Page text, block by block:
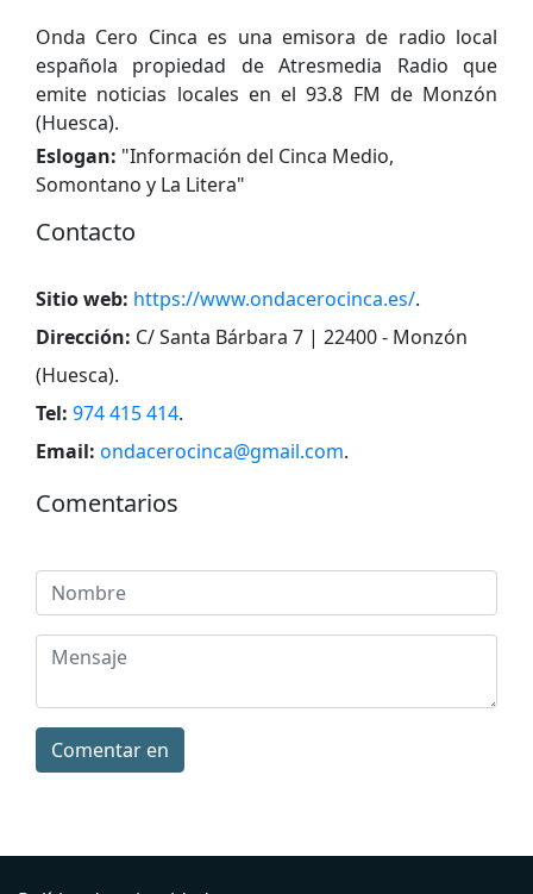
Onda Cero Cinca es una emisora ​​de radio local
española propiedad de Atresmedia Radio que
emite noticias locales en el 93.8 FM de Monzón
(Huesca).
Eslogan: "Información del Cinca Medio,
Somontano y La Litera"
Contacto
Sitio web: https://www.ondacerocinca.es/.
Dirección: C/ Santa Bárbara 7 | 22400 - Monzón
(Huesca).
Tel: 974 415 414.
Email: ondacerocinca@gmail.com.
Comentarios
Comentar en